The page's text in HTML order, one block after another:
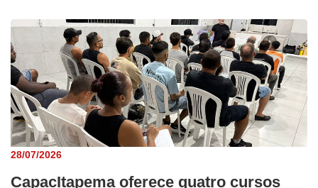
28/07/2026
CapacItapema oferece quatro cursos